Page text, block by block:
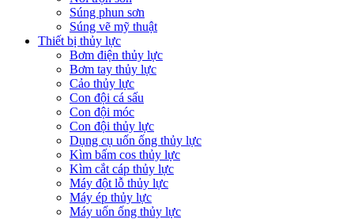
Súng phun sơn
Súng vẽ mỹ thuật
Thiết bị thủy lực
Bơm điện thủy lực
Bơm tay thủy lực
Cảo thủy lực
Con đội cá sấu
Con đội móc
Con đội thủy lực
Dụng cụ uốn ống thủy lực
Kìm bấm cos thủy lực
Kìm cắt cáp thủy lực
Máy đột lỗ thủy lực
Máy ép thủy lực
Máy uốn ống thủy lực